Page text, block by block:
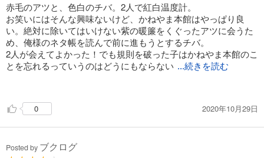
赤毛のアツと、色白のチバ。2人で紅白温度計。
お笑いにはそんな興味ないけど、かねやま本館はやっぱり良
い。絶対に除いてはいけない紫の暖簾をくぐったアツに会うた
め、俺様のネタ帳を読んで前に進もうとするチバ。
2人が会えてよかった！でも規則を破った子はかねやま本館のこ
とを忘れるっていうのはどうにもならない ...続きを読む
もしれない。
今の子は休むのが下手って銀山先生は言ってたけど、大人はも
0 2020年10月29日
Posted by ブクログ